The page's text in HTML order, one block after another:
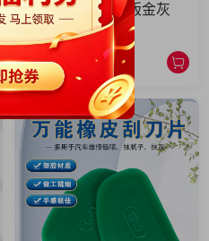
启安钣金灰 启安钣金灰
2KG 单罐
￥49.90